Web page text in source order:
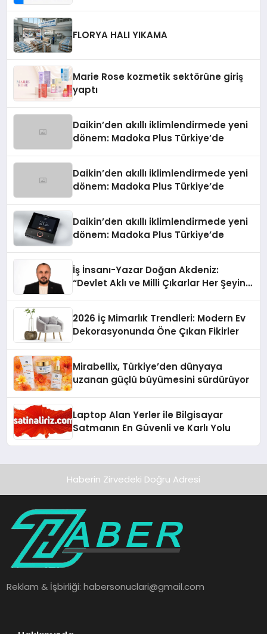
FLORYA HALI YIKAMA
Marie Rose kozmetik sektörüne giriş
yaptı
Daikin’den akıllı iklimlendirmede yeni
dönem: Madoka Plus Türkiye’de
Daikin’den akıllı iklimlendirmede yeni
dönem: Madoka Plus Türkiye’de
Daikin’den akıllı iklimlendirmede yeni
dönem: Madoka Plus Türkiye’de
İş İnsanı-Yazar Doğan Akdeniz:
“Devlet Aklı ve Milli Çıkarlar Her Şeyin
2026 İç Mimarlık Trendleri: Modern Ev
Dekorasyonunda Öne Çıkan Fikirler
Mirabellix, Türkiye’den dünyaya
uzanan güçlü büyümesini sürdürüyor
Laptop Alan Yerler ile Bilgisayar
Satmanın En Güvenli ve Karlı Yolu
Haberin Zirvedeki Doğru Adresi
Reklam & İşbirliği:habersonuclari@gmail.com